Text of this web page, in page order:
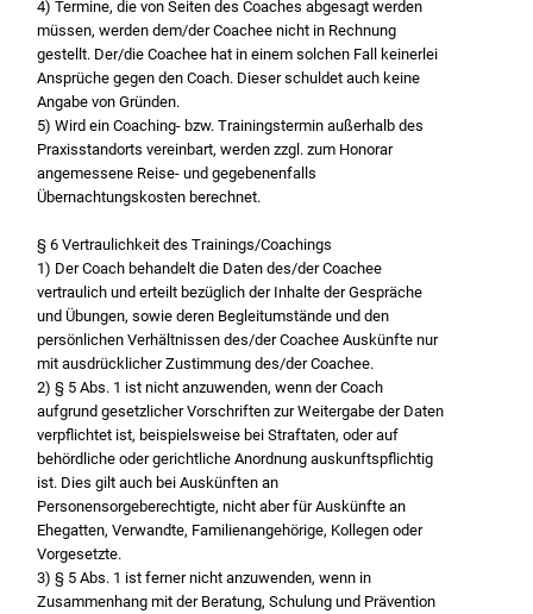
4) Termine, die von Seiten des Coaches abgesagt werden
müssen, werden dem/der Coachee nicht in Rechnung
gestellt. Der/die Coachee hat in einem solchen Fall keinerlei
Ansprüche gegen den Coach. Dieser schuldet auch keine
Angabe von Gründen.
5) Wird ein Coaching- bzw. Trainingstermin außerhalb des
Praxisstandorts vereinbart, werden zzgl. zum Honorar
angemessene Reise- und gegebenenfalls
Übernachtungskosten berechnet.
§ 6 Vertraulichkeit des Trainings/Coachings
1) Der Coach behandelt die Daten des/der Coachee
vertraulich und erteilt bezüglich der Inhalte der Gespräche
und Übungen, sowie deren Begleitumstände und den
persönlichen Verhältnissen des/der Coachee Auskünfte nur
mit ausdrücklicher Zustimmung des/der Coachee.
2) § 5 Abs. 1 ist nicht anzuwenden, wenn der Coach
aufgrund gesetzlicher Vorschriften zur Weitergabe der Daten
verpflichtet ist, beispielsweise bei Straftaten, oder auf
behördliche oder gerichtliche Anordnung auskunftspflichtig
ist. Dies gilt auch bei Auskünften an
Personensorgeberechtigte, nicht aber für Auskünfte an
Ehegatten, Verwandte, Familienangehörige, Kollegen oder
Vorgesetzte.
3) § 5 Abs. 1 ist ferner nicht anzuwenden, wenn in
Zusammenhang mit der Beratung, Schulung und Prävention